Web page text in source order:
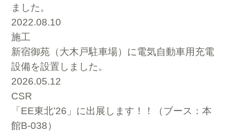
ました。
2022.08.10
施工
新宿御苑（大木戸駐車場）に電気自動車用充電
設備を設置しました。
2026.05.12
CSR
「EE東北’26」に出展します！！（ブース：本
館B-038）